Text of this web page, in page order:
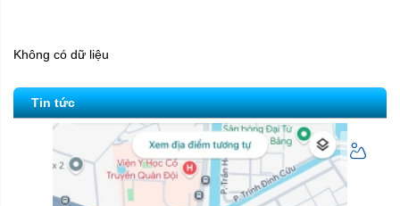
Không có dữ liệu
Tin tức